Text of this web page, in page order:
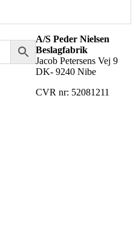
A/S Peder Nielsen
Beslagfabrik
Jacob Petersens Vej 9
DK- 9240 Nibe
CVR nr: 52081211